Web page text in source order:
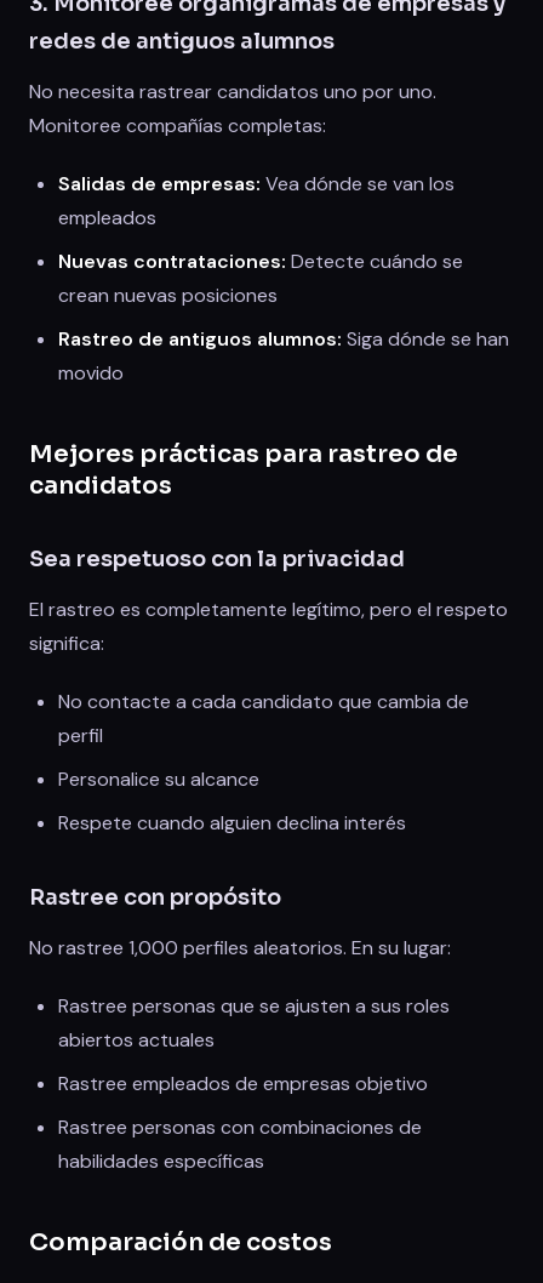
redes de antiguos alumnos
No necesita rastrear candidatos uno por uno.
Monitoree compañías completas:
Salidas de empresas: Vea dónde se van los
empleados
Nuevas contrataciones: Detecte cuándo se
crean nuevas posiciones
Rastreo de antiguos alumnos: Siga dónde se han
movido
Mejores prácticas para rastreo de
candidatos
Sea respetuoso con la privacidad
El rastreo es completamente legítimo, pero el respeto
significa:
No contacte a cada candidato que cambia de
perfil
Personalice su alcance
Respete cuando alguien declina interés
Rastree con propósito
No rastree 1,000 perfiles aleatorios. En su lugar:
Rastree personas que se ajusten a sus roles
abiertos actuales
Rastree empleados de empresas objetivo
Rastree personas con combinaciones de
habilidades específicas
Comparación de costos